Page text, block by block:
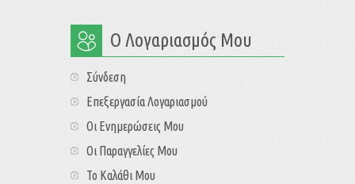
Ο Λογαριασμός Μου
Σύνδεση
Επεξεργασία Λογαριασμού
Οι Ενημερώσεις Μου
Οι Παραγγελίες Μου
Το Καλάθι Μου